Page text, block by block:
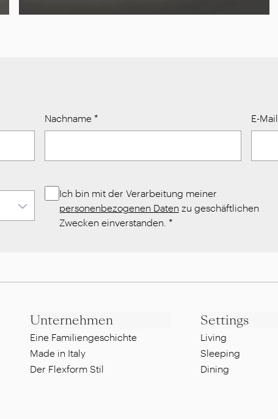
Nachname* E-Mail
Ich bin mit der Verarbeitung meiner
personenbezogenen Daten zu geschäftlichen
Zwecken einverstanden. *
Unternehmen
Eine Familiengeschichte
Made in Italy
Der Flexform Stil
Settings
Living
Sleeping
Dining